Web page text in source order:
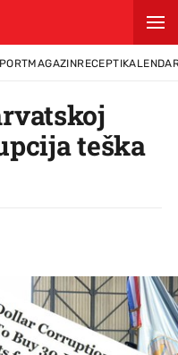
MAGAZINRECEPTI
teška